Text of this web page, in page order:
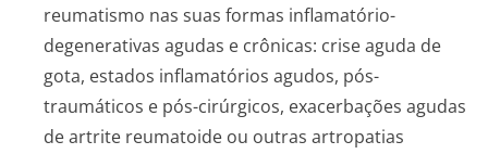
reumatismo nas suas formas inflamatório-
degenerativas agudas e crônicas: crise aguda de
gota, estados inflamatórios agudos, pós-
traumáticos e pós-cirúrgicos, exacerbações agudas
de artrite reumatoide ou outras artropatias